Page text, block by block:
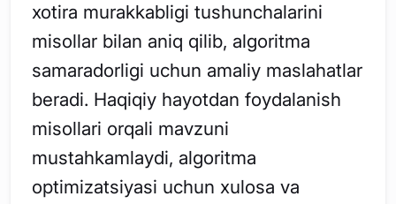
xotira murakkabligi tushunchalarini
misollar bilan aniq qilib, algoritma
samaradorligi uchun amaliy maslahatlar
beradi. Haqiqiy hayotdan foydalanish
misollari orqali mavzuni
mustahkamlaydi, algoritma
optimizatsiyasi uchun xulosa va